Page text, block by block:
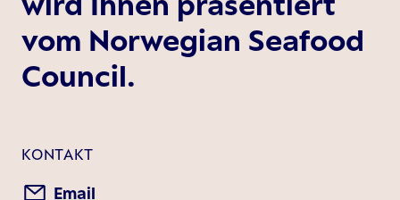
vom Norwegian Seafood
Council.
KONTAKT
Email